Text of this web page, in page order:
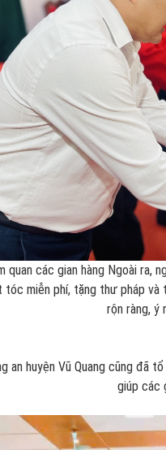
quan các gian hàng Ngoài
tóc miễn phí, tặng thư pháp
rộn ràng, ý
an huyện Vũ Quang cũng
giúp các